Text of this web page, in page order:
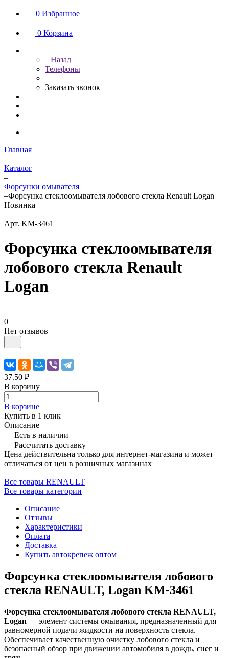
0 Избранное
0 Корзина
Назад
Телефоны
Заказать звонок
Главная
–
Каталог
–
Форсунки омывателя
–Форсунка стеклоомывателя лобового стекла Renault Logan
Новинка
Арт. KM-3461
Форсунка стеклоомывателя
лобового стекла Renault
Logan
0
Нет отзывов
37.50 ₽
В корзину
В корзине
Купить в 1 клик
Описание
Есть в наличии
Рассчитать доставку
Цена действительна только для интернет-магазина и может
отличаться от цен в розничных магазинах
Все товары RENAULT
Все товары категории
Описание
Отзывы
Характеристики
Оплата
Доставка
Купить автокрепеж оптом
Форсунка стеклоомывателя лобового
стекла RENAULT, Logan KM-3461
Форсунка стеклоомывателя лобового стекла RENAULT,
Logan — элемент системы омывания, предназначенный для
равномерной подачи жидкости на поверхность стекла.
Обеспечивает качественную очистку лобового стекла и
безопасный обзор при движении автомобиля в дождь, снег и